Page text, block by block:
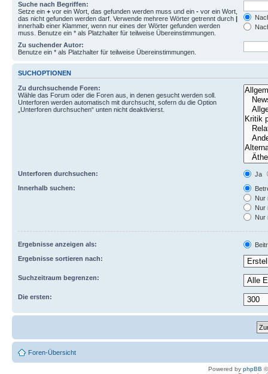
Suche nach Begriffen:
Setze ein + vor ein Wort, das gefunden werden muss und ein - vor ein Wort,
das nicht gefunden werden darf. Verwende mehrere Wörter getrennt durch |
innerhalb einer Klammer, wenn nur eines der Wörter gefunden werden
muss. Benutze ein * als Platzhalter für teilweise Übereinstimmungen.
Zu suchender Autor:
Benutze ein * als Platzhalter für teilweise Übereinstimmungen.
SUCHOPTIONEN
Zu durchsuchende Foren:
Wähle das Forum oder die Foren aus, in denen gesucht werden soll.
Unterforen werden automatisch mit durchsucht, sofern du die Option
„Unterforen durchsuchen“ unten nicht deaktivierst.
Unterforen durchsuchen:
Ja
Innerhalb suchen:
Nur
Nur
Nur
Ergebnisse anzeigen als:
Ergebnisse sortieren nach:
Suchzeitraum begrenzen:
Die ersten:
Foren-Übersicht
Powered by phpBB